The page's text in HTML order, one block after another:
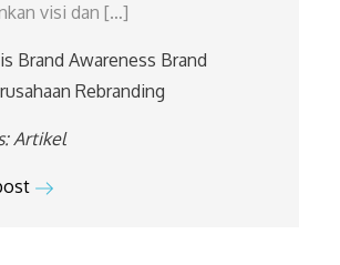
visi dan […]
Brand Awareness Brand
Rebranding
Artikel